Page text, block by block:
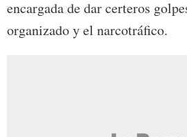
encargada de dar certeros
organizado y el narcotráfico.